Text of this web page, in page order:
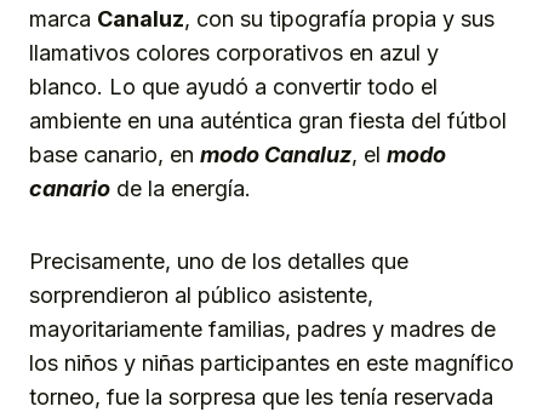
marca Canaluz, con su tipografía propia y sus
llamativos colores corporativos en azul y
blanco. Lo que ayudó a convertir todo el
ambiente en una auténtica gran fiesta del fútbol
base canario, en modo Canaluz, el modo
canario de la energía.
Precisamente, uno de los detalles que
sorprendieron al público asistente,
mayoritariamente familias, padres y madres de
los niños y niñas participantes en este magnífico
torneo, fue la sorpresa que les tenía reservada